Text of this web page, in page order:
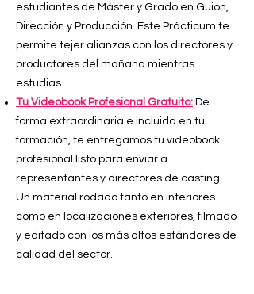
estudiantes de Máster y Grado en Guion,
Dirección y Producción. Este Prácticum te
permite tejer alianzas con los directores y
productores del mañana mientras
estudias.
Tu Videobook Profesional Gratuito: De
forma extraordinaria e incluida en tu
formación, te entregamos tu videobook
profesional listo para enviar a
representantes y directores de casting.
Un material rodado tanto en interiores
como en localizaciones exteriores, filmado
y editado con los más altos estándares de
calidad del sector.